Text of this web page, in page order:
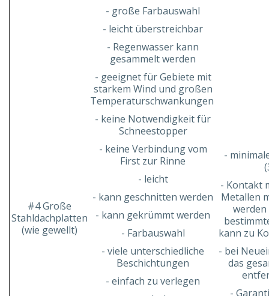
- große Farbauswahl
- leicht überstreichbar
- Regenwasser kann
gesammelt werden
- geeignet für Gebiete mit
starkem Wind und großen
Temperaturschwankungen
- keine Notwendigkeit für
Schneestopper
#4 Große
Stahldachplatten
(wie gewellt)
- keine Verbindung vom
First zur Rinne
- leicht
- kann geschnitten werden
- kann gekrümmt werden
- Farbauswahl
- viele unterschiedliche
Beschichtungen
- einfach zu verlegen
-
- Kontakt
Metallen
kann zu
- bei
das
-